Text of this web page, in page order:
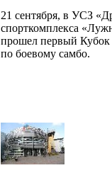
21 сентября, в УСЗ
спорткомплекса
прошел первый Кубок
по боевому самбо.